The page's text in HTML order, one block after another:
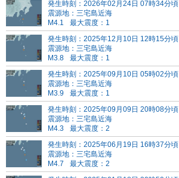
発生時刻：2026年02月24日 07時34分頃
震源地：三宅島近海
M4.1
最大震度：1
発生時刻：2025年12月10日 12時15分頃
震源地：三宅島近海
M3.8
最大震度：1
発生時刻：2025年09月10日 05時02分頃
震源地：三宅島近海
M3.9
最大震度：1
発生時刻：2025年09月09日 20時08分頃
震源地：三宅島近海
M4.3
最大震度：2
発生時刻：2025年06月19日 16時37分頃
震源地：三宅島近海
M4.7
最大震度：2